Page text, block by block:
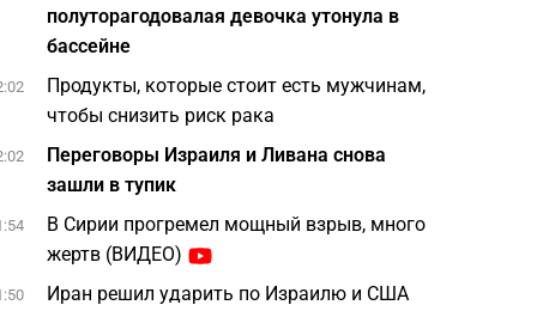
полуторагодовалая девочка утонула в
бассейне
Продукты, которые стоит есть мужчинам,
чтобы снизить риск рака
Переговоры Израиля и Ливана снова
зашли в тупик
В Сирии прогремел мощный взрыв, много
жертв (ВИДЕО)
Иран решил ударить по Израилю и США